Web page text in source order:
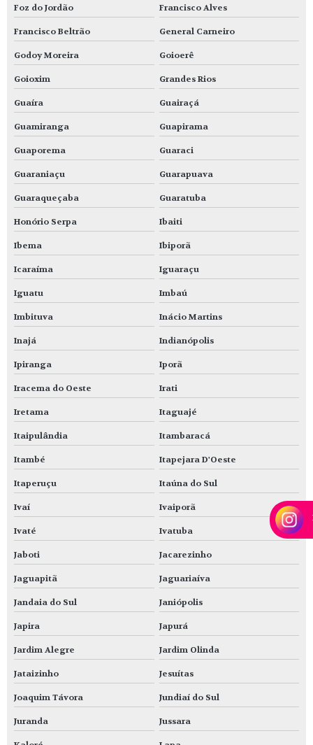
Foz do Jordão Francisco Alves
Francisco Beltrão General Carneiro
Godoy Moreira Goioerê
Goioxim Grandes Rios
Guaíra Guairaçá
Guamiranga Guapirama
Guaporema Guaraci
Guaraniaçu Guarapuava
Guaraqueçaba Guaratuba
Honório Serpa Ibaiti
Ibema Ibiporã
Icaraíma Iguaraçu
Iguatu Imbaú
Imbituva Inácio Martins
Inajá Indianópolis
Ipiranga Iporã
Iracema do Oeste Irati
Iretama Itaguajé
Itaipulândia Itambaracá
Itambé Itapejara D'Oeste
Itaperuçu Itaúna do Sul
Ivaí Ivaiporã
Ivaté Ivatuba
Jaboti Jacarezinho
Jaguapitã Jaguariaíva
Jandaia do Sul Janiópolis
Japira Japurá
Jardim Alegre Jardim Olinda
Jataizinho Jesuítas
Joaquim Távora Jundiaí do Sul
Juranda Jussara